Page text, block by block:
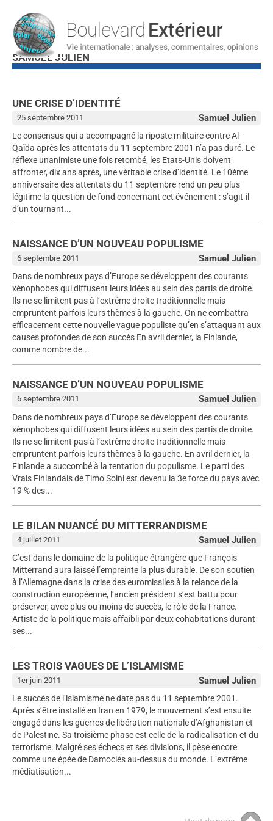
SAMUEL JULIEN
UNE CRISE D’IDENTITÉ
Samuel Julien
25 septembre 2011
Le consensus qui a accompagné la riposte militaire contre Al-
Qaïda après les attentats du 11 septembre 2001 n’a pas duré. Le
réflexe unanimiste une fois retombé, les Etats-Unis doivent
affronter, dix ans après, une véritable crise d’identité. Le 10ème
anniversaire des attentats du 11 septembre rend un peu plus
légitime la question de fond concernant cet événement : s’agit-il
d’un tournant...
NAISSANCE D’UN NOUVEAU POPULISME
Samuel Julien
6 septembre 2011
Dans de nombreux pays d’Europe se développent des courants
xénophobes qui diffusent leurs idées au sein des partis de droite.
Ils ne se limitent pas à l’extrême droite traditionnelle mais
empruntent parfois leurs thèmes à la gauche. On ne combattra
efficacement cette nouvelle vague populiste qu’en s’attaquant aux
causes profondes de son succès En avril dernier, la Finlande,
comme nombre de...
NAISSANCE D’UN NOUVEAU POPULISME
Samuel Julien
6 septembre 2011
Dans de nombreux pays d’Europe se développent des courants
xénophobes qui diffusent leurs idées au sein des partis de droite.
Ils ne se limitent pas à l’extrême droite traditionnelle mais
empruntent parfois leurs thèmes à la gauche. En avril dernier, la
Finlande a succombé à la tentation du populisme. Le parti des
Vrais Finlandais de Timo Soini est devenu la 3e force du pays avec
19 % des...
LE BILAN NUANCÉ DU MITTERRANDISME
Samuel Julien
4 juillet 2011
C’est dans le domaine de la politique étrangère que François
Mitterrand aura laissé l’empreinte la plus durable. De son soutien
à l’Allemagne dans la crise des euromissiles à la relance de la
construction européenne, l’ancien président s’est battu pour
préserver, avec plus ou moins de succès, le rôle de la France.
Artiste de la politique mais affaibli par deux cohabitations durant
ses...
LES TROIS VAGUES DE L’ISLAMISME
Samuel Julien
1er juin 2011
Le succès de l’islamisme ne date pas du 11 septembre 2001.
Après s’être installé en Iran en 1979, le mouvement s’est ensuite
engagé dans les guerres de libération nationale d’Afghanistan et
de Palestine. Sa troisième phase est celle de la radicalisation et du
terrorisme. Malgré ses échecs et ses divisions, il pèse encore
comme une épée de Damoclès au-dessus du monde. L’extrême
médiatisation...